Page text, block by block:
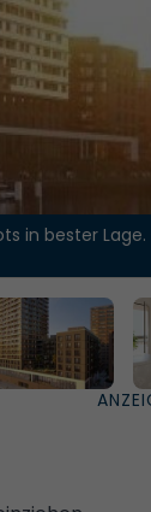
in bester Lage.